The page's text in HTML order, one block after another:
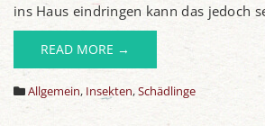
ins Haus eindringen kann das jedoch
READ MORE →
Allgemein, Insekten,Schädlinge